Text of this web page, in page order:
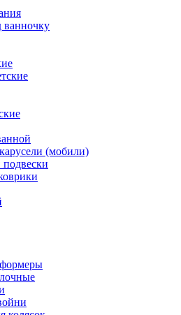
ванночку
(мобили)